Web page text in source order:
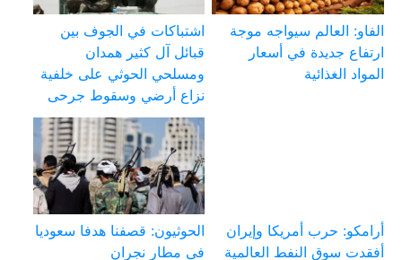
الفاو: العالم سيواجه موجة
ارتفاع جديدة في أسعار
المواد الغذائية
اشتباكات في الجوف بين
قبائل آل كثير همدان
ومسلحي الحوثي على خلفية
نزاع أرضي وسقوط جرحى
أرامكو: حرب أمريكا وإيران
أفقدت سوق النفط العالمية
الحوثيون: قصفنا هدفا سعوديا
في مطار نجران